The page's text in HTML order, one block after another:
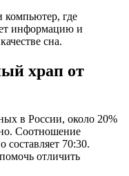
компьютер, где
информацию и
сна.
храп от
в России, около 20%
Соотношение
70:30.
отличить